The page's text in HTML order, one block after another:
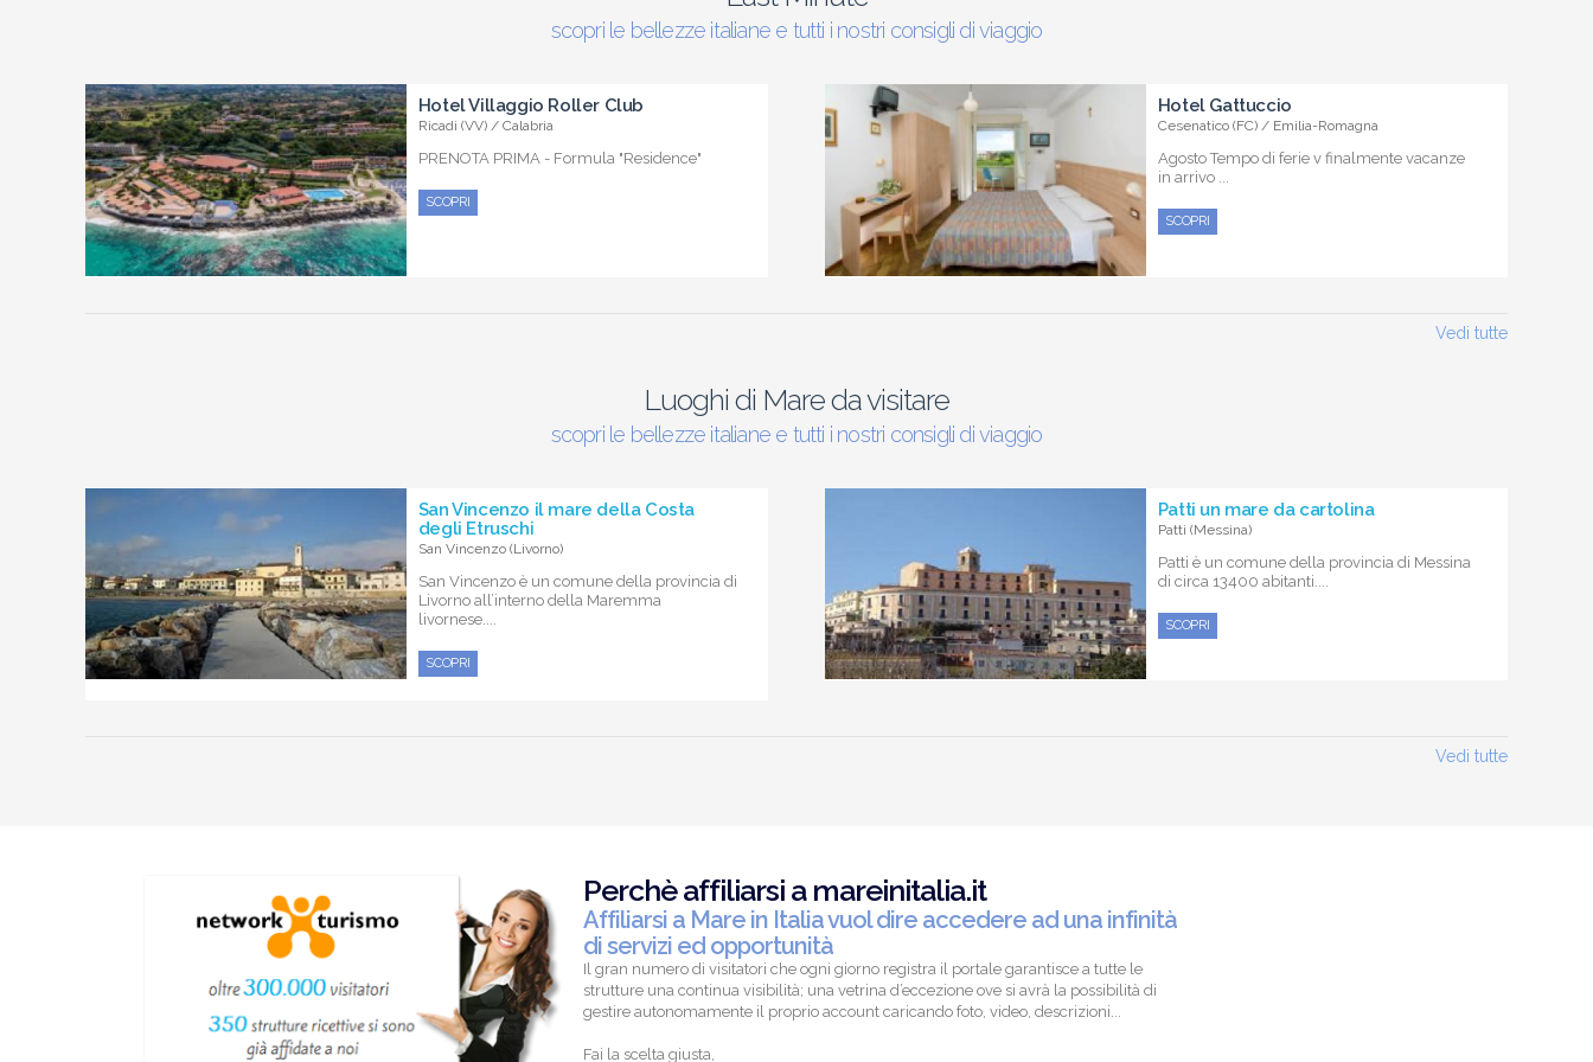
scopri le bellezze italiane e tutti i nostri consigli di viaggio
Hotel Villaggio Roller Club
Ricadi (VV) / Calabria
PRENOTA PRIMA - Formula "Residence"
SCOPRI
Hotel Gattuccio
Cesenatico (FC) / Emilia-Romagna
Agosto Tempo di ferie v finalmente vacanze
in arrivo ...
SCOPRI
Vedi tutte
Luoghi di Mare da visitare
scopri le bellezze italiane e tutti i nostri consigli di viaggio
San Vincenzo il mare della Costa
degli Etruschi
San Vincenzo (Livorno)
San Vincenzo è un comune della provincia di
Livorno all’interno della Maremma
livornese....
SCOPRI
Patti un mare da cartolina
Patti (Messina)
Patti è un comune della provincia di Messina
di circa 13400 abitanti....
SCOPRI
Vedi tutte
Perchè affiliarsi a mareinitalia.it
Affiliarsi a Mare in Italia vuol dire accedere ad una infinità
di servizi ed opportunità
Il gran numero di visitatori che ogni giorno registra il portale garantisce a tutte le
strutture una continua visibilità; una vetrina d’eccezione ove si avrà la possibilità di
gestire autonomamente il proprio account caricando foto, video, descrizioni...
Fai la scelta giusta,